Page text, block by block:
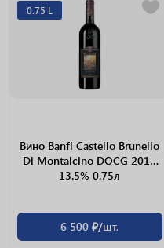
0.75 L
Вино Banfi Castello Brunello
Di Montalcino DOCG 2013
13.5% 0.75л
6 500 ₽/шт.